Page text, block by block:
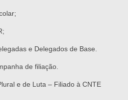
e Delegados de Base.
de filiação.
e de Luta – Filiado à CNTE